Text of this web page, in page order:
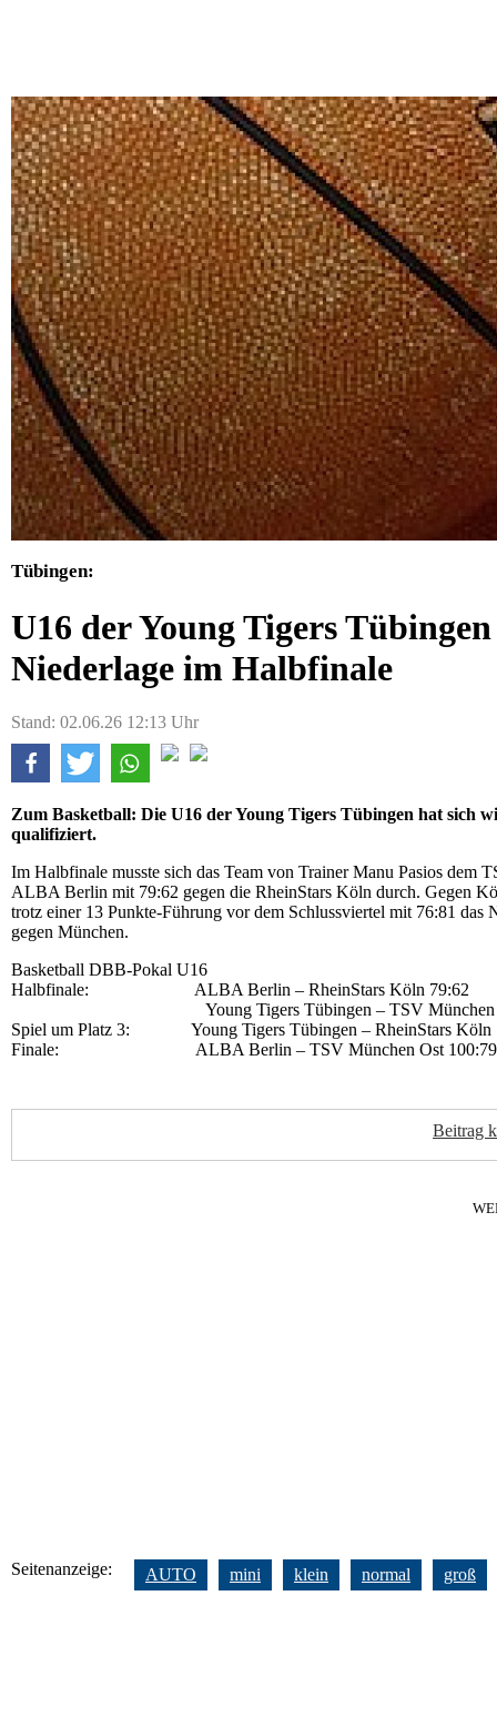
Tübingen:
U16 der Young Tigers
Niederlage im Halbfinale
Stand: 02.06.26 12:13 Uhr
Zum Basketball: Die U16 der Young Tigers Tübingen hat sich
qualifiziert.
Im Halbfinale musste sich das Team von Trainer Manu Pasios dem
ALBA Berlin mit 79:62 gegen die RheinStars Köln durch. Gegen
trotz einer 13 Punkte-Führung vor dem Schlussviertel mit 76:81
gegen München.
Basketball DBB-Pokal U16
Halbfinale: ALBA Berlin – RheinStars Köln 79:62
Young Tigers Tübingen – TSV München
Spiel um Platz 3: Young Tigers Tübingen – RheinStars Köln
Finale: ALBA Berlin – TSV München Ost 100:79
Beitrag
Seitenanzeige: AUTO mini klein normal groß